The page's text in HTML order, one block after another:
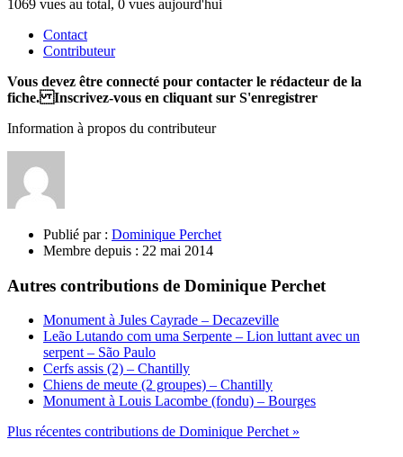
1069 vues au total, 0 vues aujourd'hui
Contact
Contributeur
Vous devez être connecté pour contacter le rédacteur de la
fiche. Inscrivez-vous en cliquant sur S'enregistrer
Information à propos du contributeur
Publié par : Dominique Perchet
Membre depuis : 22 mai 2014
Autres contributions de Dominique Perchet
Monument à Jules Cayrade – Decazeville
Leão Lutando com uma Serpente – Lion luttant avec un
serpent – São Paulo
Cerfs assis (2) – Chantilly
Chiens de meute (2 groupes) – Chantilly
Monument à Louis Lacombe (fondu) – Bourges
Plus récentes contributions de Dominique Perchet »